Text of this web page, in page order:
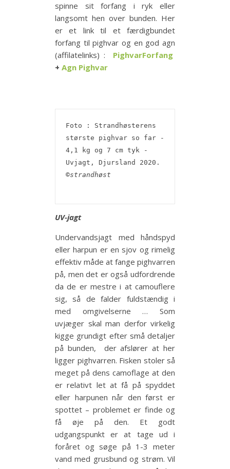
spinne sit forfang i ryk eller
langsomt hen over bunden. Her
er et link til et færdigbundet
forfang til pighvar og en god agn
(affilatelinks) : PighvarForfang
+ Agn Pighvar
Foto : Strandhøsterens
største pighvar so far -
4,1 kg og 7 cm tyk -
©strandhøst
UV-jagt
Undervandsjagt med håndspyd
eller harpun er en sjov og rimelig
effektiv måde at fange pighvarren
på, men det er også udfordrende
da de er mestre i at camouflere
sig, så de falder fuldstændig i
med omgivelserne … Som
uvjæger skal man derfor virkelig
kigge grundigt efter små detaljer
på bunden, der afslører at her
ligger pighvarren. Fisken stoler så
meget på dens camoflage at den
er relativt let at få på spyddet
eller harpunen når den først er
spottet – problemet er finde og
få øje på den. Et godt
udgangspunkt er at tage ud i
foråret og søge på 1-3 meter
vand med grusbund og strøm. Vil